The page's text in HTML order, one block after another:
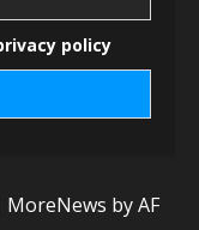
policy
MoreNews by AF